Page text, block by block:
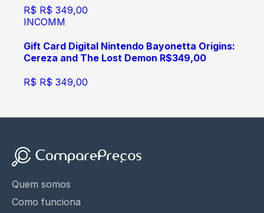
R$ R$ 349,00
INCOMM
Gift Card Digital Nintendo Bayonetta Origins:
Cereza and The Lost Demon R$349,00
R$ R$ 349,00
Quem somos
Como funciona